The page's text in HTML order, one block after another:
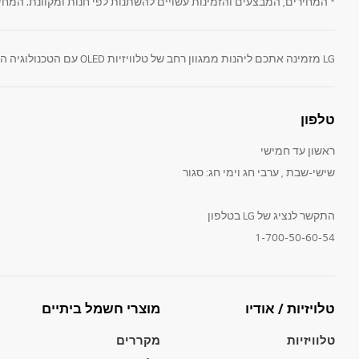
טלפון
ראשון עד חמישי
שישי-שבת , ערבי חג וימי חג: סגור
התקשר לנציג של LG בטלפון
1-700-50-60-54
טלויזיות / אודיו
טלוויזיות
מוצרי חשמל ביתיים
מקררים